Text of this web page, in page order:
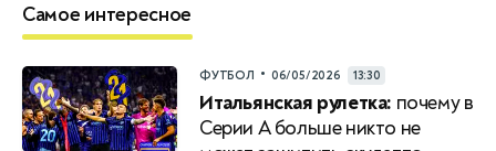
Самое интересное
ФУТБОЛ • 06/05/2026 13:30
Итальянская рулетка: почему в
Серии A больше никто не